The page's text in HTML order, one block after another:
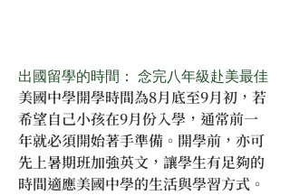
出國留學的時間： 念完八年級赴美最佳
美國中學開學時間為8月底至9月初，若
希望自己小孩在9月份入學，通常前一
年就必須開始著手準備。開學前，亦可
先上暑期班加強英文，讓學生有足夠的
時間適應美國中學的生活與學習方式。